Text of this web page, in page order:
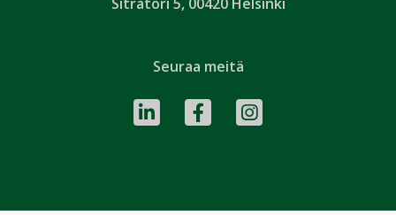
Sitratori 5, 00420 Helsinki
Seuraa meitä